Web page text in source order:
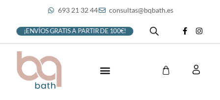
693 21 32 44 consultas@bqbath.es
¡ENVÍOS GRATIS A PARTIR DE 100€!